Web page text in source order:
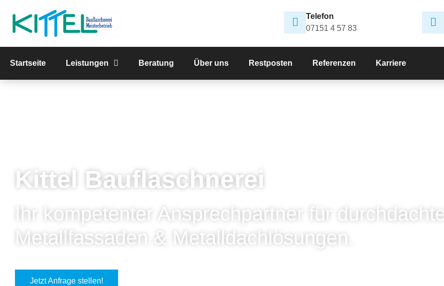
Telefon
07151 4 57 83
Startseite Leistungen Beratung Über uns Restposten Referenzen Karriere
Kittel Bauflaschnerei
Ihr kompetenter Ansprechpartner für durchdachte
Metallfassaden & Metalldachlösungen.
Jetzt Anfrage stellen!